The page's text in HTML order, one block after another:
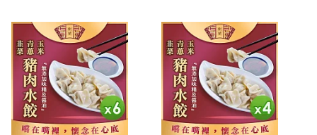
尹喻yuni(7) 常新港(7)
心晴(7) 李英豪(7)
江蘇美術出版社(26)
浙江攝影出版社(26)
海豚出版社(26) 皇冠(26)